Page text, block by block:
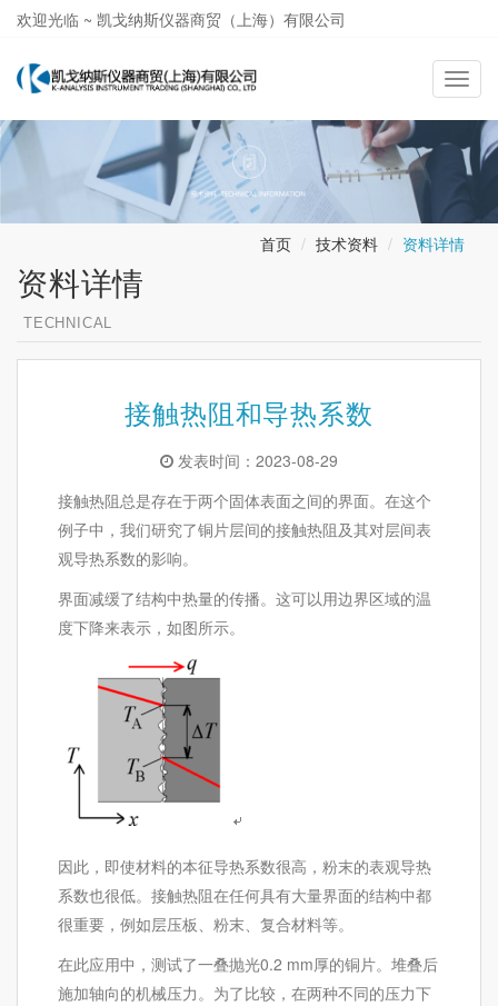
欢迎光临 ~ 凯戈纳斯仪器商贸（上海）有限公司
导
航
切
换
首页 技术资料 资料详情
资料详情
TECHNICAL
接触热阻和导热系数
发表时间：2023-08-29
接触热阻总是存在于两个固体表面之间的界面。在这个
例子中，我们研究了铜片层间的接触热阻及其对层间表
观导热系数的影响。
界面减缓了结构中热量的传播。这可以用边界区域的温
度下降来表示，如图所示。
因此，即使材料的本征导热系数很高，粉末的表观导热
系数也很低。接触热阻在任何具有大量界面的结构中都
很重要，例如层压板、粉末、复合材料等。
在此应用中，测试了一叠抛光0.2 mm厚的铜片。堆叠后
施加轴向的机械压力。为了比较，在两种不同的压力下